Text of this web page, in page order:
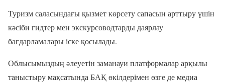
Туризм саласындағы қызмет көрсету сапасын арттыру үшін
кәсіби гидтер мен экскурсоводтарды даярлау
бағдарламалары іске қосылады.
Облысымыздың әлеуетін заманауи платформалар арқылы
таныстыру мақсатында БАҚ өкілдерімен өзге де медиа